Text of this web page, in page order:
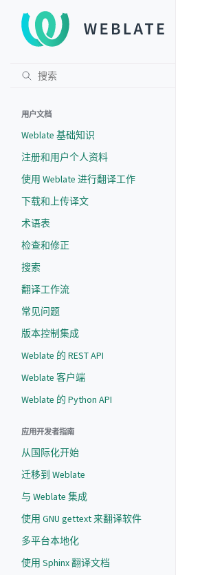
用户文档
Weblate 基础知识
注册和用户个人资料
使用 Weblate 进行翻译工作
下载和上传译文
术语表
检查和修正
搜索
翻译工作流
常见问题
版本控制集成
Weblate 的 REST API
Weblate 客户端
Weblate 的 Python API
应用开发者指南
从国际化开始
迁移到 Weblate
与 Weblate 集成
使用 GNU gettext 来翻译软件
多平台本地化
使用 Sphinx 翻译文档